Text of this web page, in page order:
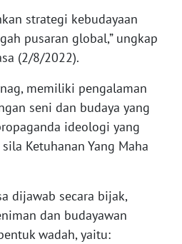
strategi kebudayaan
pusaran global,” ungkap
(2/8/2022).
memiliki pengalaman
seni dan budaya yang
ideologi yang
Ketuhanan Yang Maha
dijawab secara bijak,
dan budayawan
wadah, yaitu: